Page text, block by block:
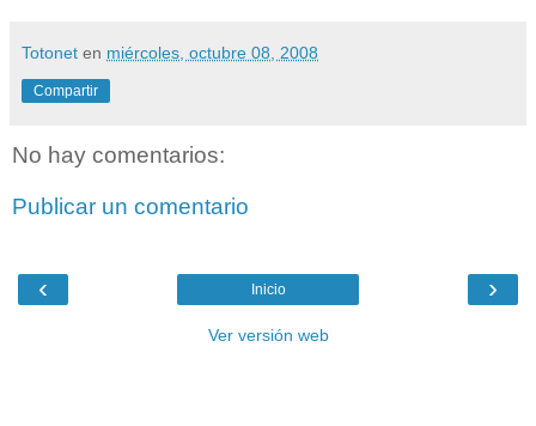
Totonet en miércoles, octubre 08, 2008
Compartir
No hay comentarios:
Publicar un comentario
‹ ›
Inicio
Ver versión web